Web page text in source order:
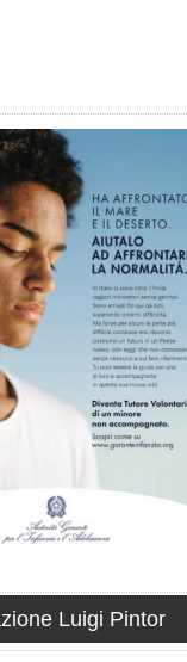
Luigi Pintor